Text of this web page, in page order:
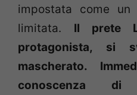
impostata come
limitata. Il prete
protagonista, si
mascherato.
conoscenza